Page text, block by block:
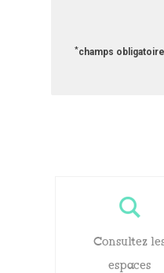
*champs
Consultez
espaces